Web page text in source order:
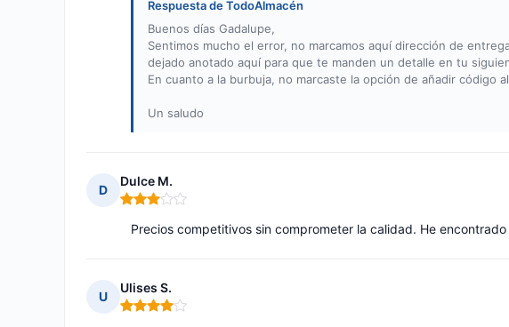
Respuesta de TodoAlmacén
Buenos días Gadalupe,
Sentimos mucho el error, no marcamos aquí dirección de
dejado anotado aquí para que te manden un detalle en tu
En cuanto a la burbuja, no marcaste la opción de añadir código
Un saludo
D
Dulce M.
Nota: 3 de 5
Precios competitivos sin comprometer la calidad. He
U
Ulises S.
Nota: 4 de 5